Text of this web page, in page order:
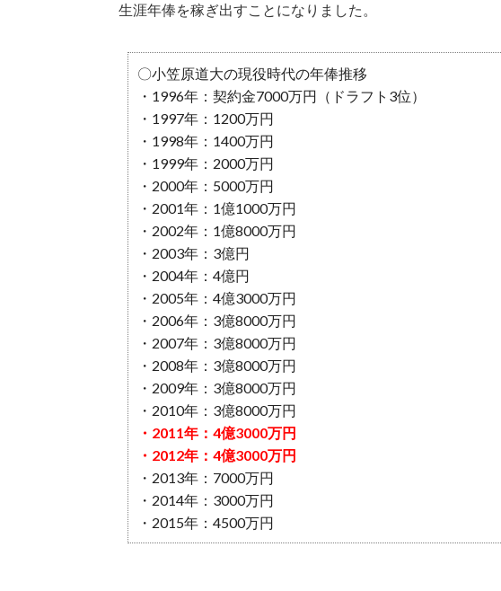
生涯年俸を稼ぎ出すことになりました。
〇小笠原道大の現役時代の年俸推移
・1996年：契約金7000万円（ドラフト3位）
・1997年：1200万円
・1998年：1400万円
・1999年：2000万円
・2000年：5000万円
・2001年：1億1000万円
・2002年：1億8000万円
・2003年：3億円
・2004年：4億円
・2005年：4億3000万円
・2006年：3億8000万円
・2007年：3億8000万円
・2008年：3億8000万円
・2009年：3億8000万円
・2010年：3億8000万円
・2011年：4億3000万円
・2012年：4億3000万円
・2013年：7000万円
・2014年：3000万円
・2015年：4500万円